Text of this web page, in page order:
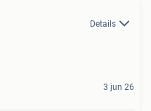
Details
3 jun 26